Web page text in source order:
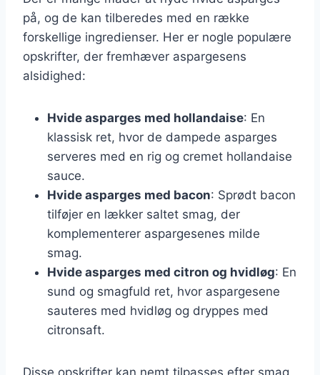
på, og de kan tilberedes med en række
forskellige ingredienser. Her er nogle populære
opskrifter, der fremhæver aspargesens
alsidighed:
Hvide asparges med hollandaise: En
klassisk ret, hvor de dampede asparges
serveres med en rig og cremet hollandaise
sauce.
Hvide asparges med bacon: Sprødt bacon
tilføjer en lækker saltet smag, der
komplementerer aspargesenes milde
smag.
Hvide asparges med citron og hvidløg: En
sund og smagfuld ret, hvor aspargesene
sauteres med hvidløg og dryppes med
citronsaft.
Disse opskrifter kan nemt tilpasses efter smag